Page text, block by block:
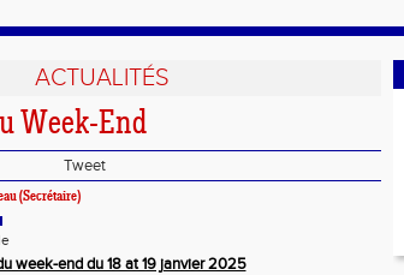
ACTUALITÉS
Week-End
Tweet
(Secrétaire)
week-end du 18 at 19 janvier 2025